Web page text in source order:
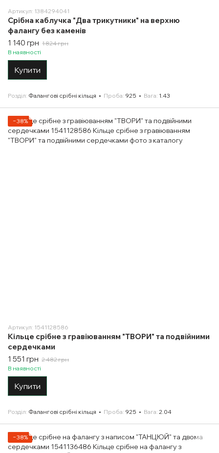
Артикул: 1384294041
Срібна каблучка "Два трикутники" на верхню
фалангу без каменів
1 140 грн 1 824 грн
В наявності
Купити
Розділ Фалангові срібні кільця Проба 925 Вага 1.43
−38%
Артикул: 1541128586
Кільце срібне з гравіюванням "ТВОРИ" та подвійними
сердечками
1 551 грн 2 482 грн
В наявності
Купити
Розділ Фалангові срібні кільця Проба 925 Вага 2.04
−38%